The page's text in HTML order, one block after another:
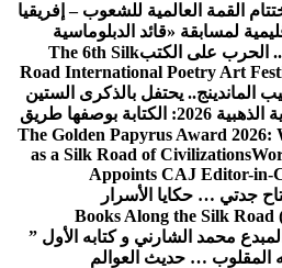
القمة العالمية للشعوب – إفريقيا
لمسابقة «قائد الدبلوماسية
الحرب على الكتبThe 6th Silk
Road International Poetry Art
الماندينج.. يحتفل بالذكرى الستين
جائزة البردية الذهبية 2026: الكتابة بوصفها طريق
The Golden Papyrus Award 2026:
as a Silk Road of Civilizations
Appoints CAJ Editor-in-
جدتي … حكايا الأسرار
Books Along the Silk Road
محمد الشارني و كتابه الأول ”
المقلوب … حديث العوالم